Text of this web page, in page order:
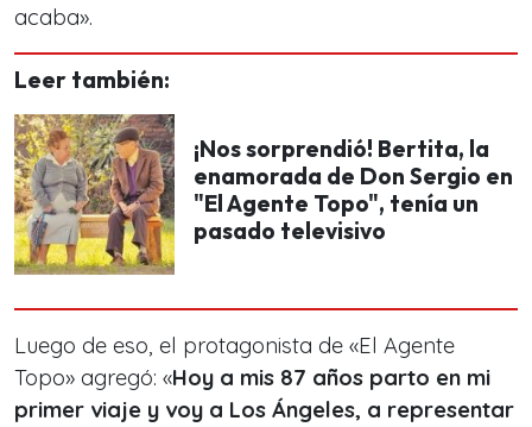
acaba».
Leer también:
¡Nos sorprendió! Bertita, la
enamorada de Don Sergio en
"El Agente Topo", tenía un
pasado televisivo
Luego de eso, el protagonista de «El Agente
Topo» agregó: «Hoy a mis 87 años parto en mi
primer viaje y voy a Los Ángeles, a representar